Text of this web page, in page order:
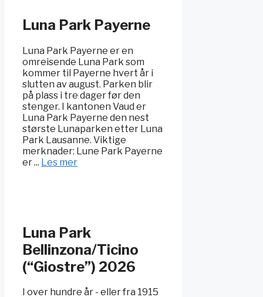
Luna Park Payerne
Luna Park Payerne er en
omreisende Luna Park som
kommer til Payerne hvert år i
slutten av august. Parken blir
på plass i tre dager før den
stenger. I kantonen Vaud er
Luna Park Payerne den nest
største Lunaparken etter Luna
Park Lausanne. Viktige
merknader: Lune Park Payerne
er ... Les mer
Luna Park
Bellinzona/Ticino
(“Giostre”) 2026
I over hundre år - eller fra 1915